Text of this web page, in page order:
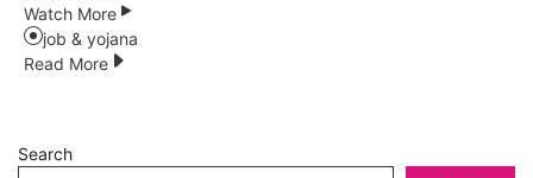
Watch More
job & yojana
Read More
Search